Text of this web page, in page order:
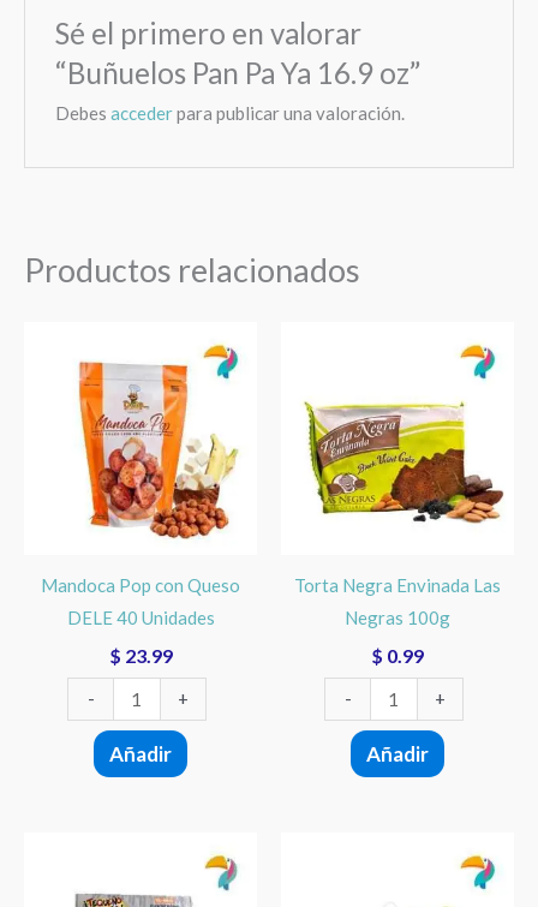
Sé el primero en valorar
“Buñuelos Pan Pa Ya 16.9 oz”
Debesaccederpara publicar una valoración.
Productos relacionados
Mandoca Pop con Queso
DELE 40 Unidades
$ 23.99
-
Pop
con
Queso
DELE
Unidades
+
Añadir
Torta Negra Envinada Las
Negras 100g
$ 0.99
-
Envinada
Las
Negras
100g
+
Añadir
producto